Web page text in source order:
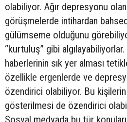
olabiliyor. Ağır depresyonu
görüşmelerde intihardan
gülümseme olduğunu
“kurtuluş” gibi
haberlerinin sık yer alması
özellikle ergenlerde ve
özendirici olabiliyor. Bu kişilerin
gösterilmesi de özendirici
Sosyal medyada bu tür